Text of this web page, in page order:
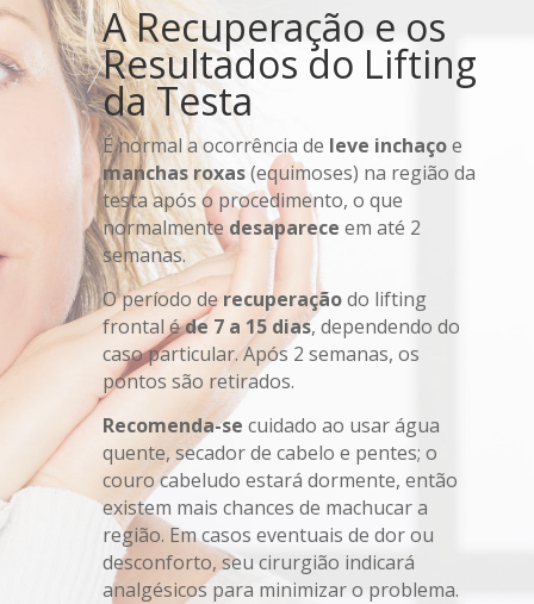
A Recuperação e os
Resultados do Lifting
da Testa
É normal a ocorrência de leve inchaçoe
manchas roxas(equimoses) na região da
testa após o procedimento, o que
normalmentedesaparece em até 2
semanas.
O período derecuperaçãodo lifting
frontal éde 7 a 15 dias, dependendo do
caso particular. Após 2 semanas, os
pontos são retirados.
Recomenda-se cuidado ao usar água
quente, secador de cabelo e pentes; o
couro cabeludo estará dormente, então
existem mais chances de machucar a
região. Em casos eventuais de dor ou
desconforto, seu cirurgião indicará
analgésicos para minimizar o problema.